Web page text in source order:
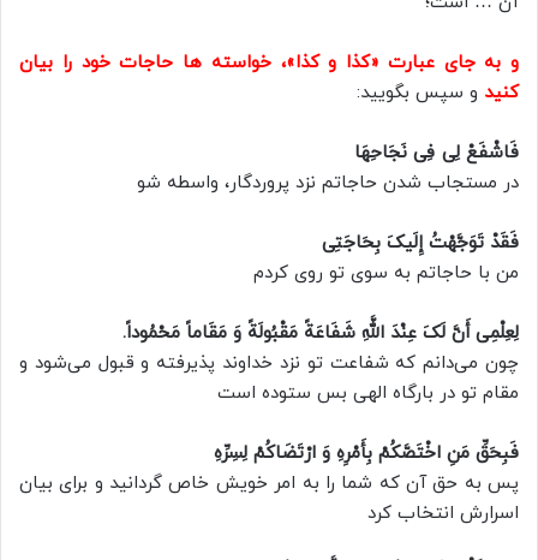
و به جاى عبارت «کذا و کذا»، خواسته ها حاجات خود را بیان
کنید و سپس بگویید:
فَاشْفَعْ لِی فِی نَجَاحِهَا
در مستجاب شدن حاجاتم نزد پروردگار، واسطه شو
فَقَدْ تَوَجَّهْتُ إِلَیکَ بِحَاجَتِی
من با حاجاتم به سوى تو روی کردم
لِعِلْمِی أَنَّ لَکَ عِنْدَ اللَّهِ شَفَاعَةً مَقْبُولَةً وَ مَقَاماً مَحْمُوداً.
چون می‌دانم که شفاعت تو نزد خداوند پذیرفته و قبول می‌شود و
مقام تو در بارگاه الهی بس ستوده است
فَبِحَقِّ مَنِ اخْتَصَّکُمْ بِأَمْرِهِ وَ ارْتَضَاکُمْ لِسِرِّهِ
پس به حق آن که شما را به امر خویش خاص گردانید و براى بیان
اسرارش انتخاب کرد